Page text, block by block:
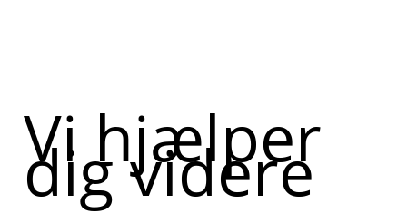
Vi hjælper
dig videre